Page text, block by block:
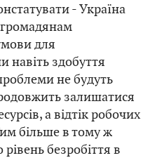
- Україна
для
навіть здобуття
не будуть
залишатися
а відтік робочих
більше в тому ж
безробіття в